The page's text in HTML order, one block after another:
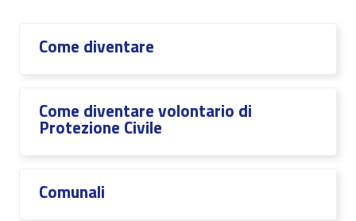
Come diventare
Come diventare volontario di
Protezione Civile
Comunali